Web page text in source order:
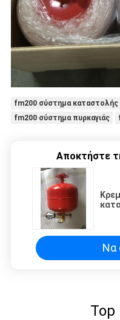
fm200 σύστημα καταστολής
fm200 σύστημα πυρκαγιάς
Αποκτήστε
Να
Top